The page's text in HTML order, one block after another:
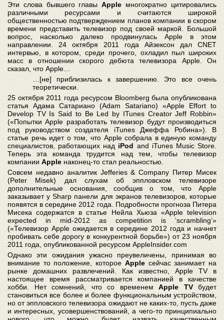
Эти слова бывшего главыApple многократно цитировались
различными ресурсами и считаются широкой
общественностью подтверждением планов компании в скором
времени представить телевизор под своей маркой. Большой
вопрос, насколько далеко продвинулась Apple в этом
направлении. 24 октября 2011 года Айзексон дал CNET
интервью, в котором, среди прочего, охладил пыл широких
масс в отношении скорого дебюта телевизора Apple. Он
сказал, что Apple…
…[не] приблизилась к завершению. Это все очень
теоретически.
25 октября 2011 года ресурсом Bloomberg была опубликована
статья Адама Сатариано (Adam Satariano) «Apple Effort to
Develop TV Is Said to Be Led by ITunes Creator Jeff Robbin»
(«Попытки Apple разработать телевизор будут производиться
под руководством создателя iTunes Джеффа Робина»). В
статье речь идет о том, что Apple собрала в единую команду
специалистов, работающих над iPod and iTunes Music Store.
Теперь эта команда трудится над тем, чтобы телевизор
компании Apple наконец-то стал реальностью.
Совсем недавно аналитик Jefferies & Company Питер Мисек
(Peter Misek) дал слухам об эппловском телевизоре
дополнительные основания, сообщив о том, что Apple
заказывает у Sharp панели для экранов телевизоров, которые
появятся в середине 2012 года. Подробности прогноза Питера
Мисека содержатся в статье Нейла Хьюза «Apple television
expected in mid-2012 as competition is ‘scrambling’»
(«Телевизор Apple ожидается в середине 2012 года и начнет
пробивать себе дорогу в конкурентной борьбе») от 23 ноября
2011 года, опубликованной ресурсом AppleInsider.com
Однако эти ожидания ужасно преувеличены, принимая во
внимание то положение, которое Appleсейчас занимает на
рынке домашних развлечений. Как известно, Apple TV в
настоящее время рассматривается компанией в качестве
хобби. Нет сомнений, что со временем Apple TVбудет
становиться все более и более функциональным устройством,
но от эппловского телевизора ожидают не каких-то, пусть даже
и интересных, усовершенствований, а чего-то принципиально